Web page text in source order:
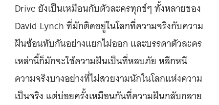
Drive ยังเป็นเหมือนกับตัวละครทุกข์ๆ ทั้งหลายของ
David Lynch ที่มักติดอยู่ในโลกที่ความจริงกับความ
ฝันซ้อนทับกันอย่างแยกไม่ออก และบรรดาตัวละคร
เหล่านี้ก็มักจะใช้ความฝันเป็นที่หลบภัย หลีกหนี
ความจริงบางอย่างที่ไม่สวยงามนักในโลกแห่งความ
เป็นจริง แต่บ่อยครั้งเหมือนกันที่ความฝันกลับกลาย